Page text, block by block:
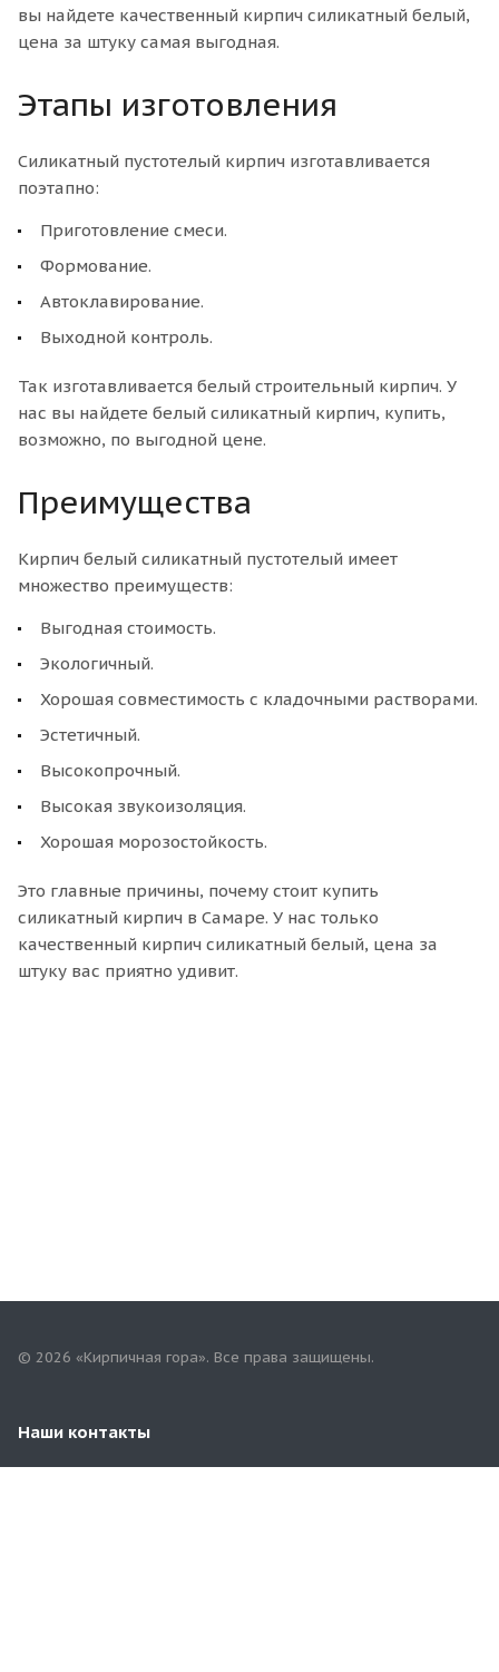
вы найдете качественный кирпич силикатный белый,
цена за штуку самая выгодная.
Этапы изготовления
Силикатный пустотелый кирпич изготавливается
поэтапно:
Приготовление смеси.
Формование.
Автоклавирование.
Выходной контроль.
Так изготавливается белый строительный кирпич. У
нас вы найдете белый силикатный кирпич, купить,
возможно, по выгодной цене.
Преимущества
Кирпич белый силикатный пустотелый имеет
множество преимуществ:
Выгодная стоимость.
Экологичный.
Хорошая совместимость с кладочными растворами.
Эстетичный.
Высокопрочный.
Высокая звукоизоляция.
Хорошая морозостойкость.
Это главные причины, почему стоит купить
силикатный кирпич в Самаре. У нас только
качественный кирпич силикатный белый, цена за
штуку вас приятно удивит.
© 2026 «Кирпичная гора». Все права защищены.
Наши контакты
8(901)802-96-99